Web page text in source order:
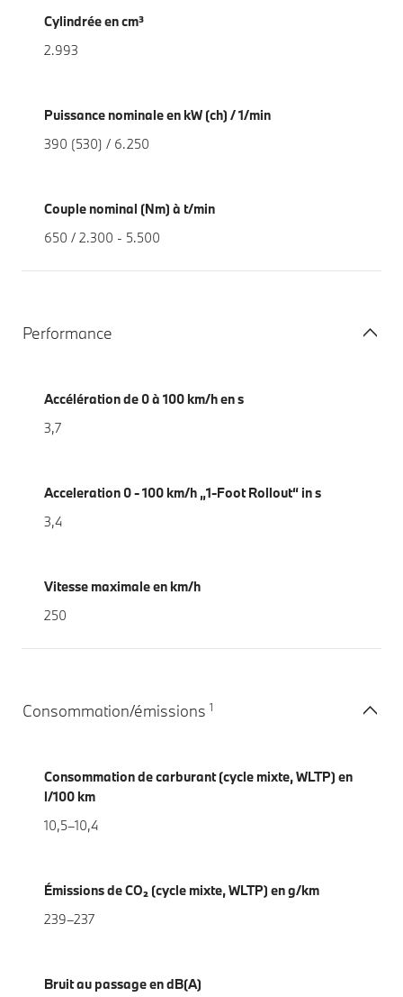
Cylindrée en cm³
2.993
Puissance nominale en kW (ch) / 1/min
390 (530) / 6.250
Couple nominal (Nm) à t/min
650 / 2.300 - 5.500
Performance
Accélération de 0 à 100 km/h en s
3,7
Acceleration 0 - 100 km/h „1-Foot Rollout“ in s
3,4
Vitesse maximale en km/h
250
Consommation/émissions 1
Consommation de carburant (cycle mixte, WLTP) en
l/100 km
10,5–10,4
Émissions de CO₂ (cycle mixte, WLTP) en g/km
239–237
Bruit au passage en dB(A)